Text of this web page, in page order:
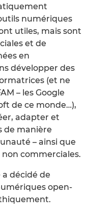
numériques
utiles, mais sont
et de
en
développer des
(et ne
– les Google
de ce monde…),
adapter et
de manière
– ainsi que
commerciales.
a décidé de
open-